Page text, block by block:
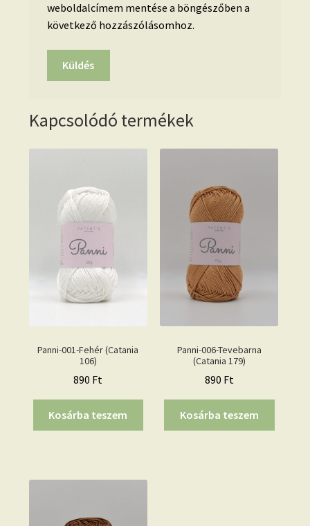
weboldalcímem mentése a böngészőben a
következő hozzászólásomhoz.
Kapcsolódó termékek
Panni-001-Fehér (Catania
106)
890 Ft
Kosárba teszem
Panni-006-Tevebarna
(Catania 179)
890 Ft
Kosárba teszem